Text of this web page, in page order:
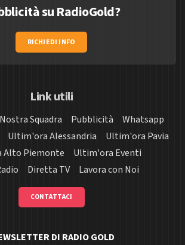
su RadioGold?
RICHIEDI INFO
Link utili
Squadra Pubblicità
Whatsapp
Ultim'ora Alessandria
Ultim'ora Pavia
Alto Piemonte
Ultim'ora Eventi
Diretta TV Lavora con Noi
CONTATTACI
DI RADIO GOLD